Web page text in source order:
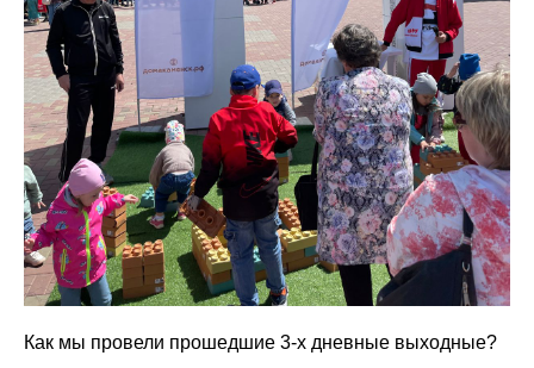
Как мы провели прошедшие 3-х дневные выходные?